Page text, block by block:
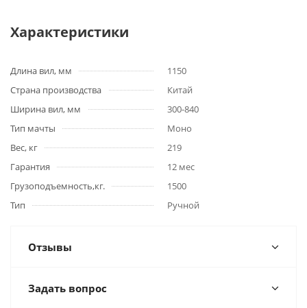
Характеристики
Длина вил, мм
1150
Страна производства
Китай
Ширина вил, мм
300-840
Тип мачты
Моно
Вес, кг
219
Гарантия
12 мес
Грузоподъемность,кг.
1500
Тип
Ручной
Отзывы
Задать вопрос